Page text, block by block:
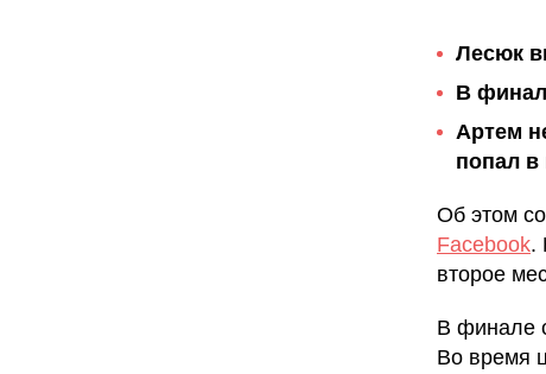
Лесюк
В
Артем
попал
Об этом
Facebook.
второе
В финале
Во время